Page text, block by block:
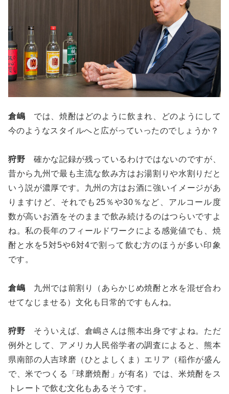
倉嶋 では、焼酎はどのように飲まれ、どのようにして
今のようなスタイルへと広がっていったのでしょうか？
狩野 確かな記録が残っているわけではないのですが、
昔から九州で最も主流な飲み方はお湯割りや水割りだと
いう説が濃厚です。九州の方はお酒に強いイメージがあ
りますけど、それでも25％や30％など、アルコール度
数が高いお酒をそのままで飲み続けるのはつらいですよ
ね。私の長年のフィールドワークによる感覚値でも、焼
酎と水を5対5や6対4で割って飲む方のほうが多い印象
です。
倉嶋 九州では前割り（あらかじめ焼酎と水を混ぜ合わ
せてなじませる）文化も日常的ですもんね。
狩野 そういえば、倉嶋さんは熊本出身ですよね。ただ
例外として、アメリカ人民俗学者の調査によると、熊本
県南部の人吉球磨（ひとよしくま）エリア（稲作が盛ん
で、米でつくる「球磨焼酎」が有名）では、米焼酎をス
トレートで飲む文化もあるそうです。